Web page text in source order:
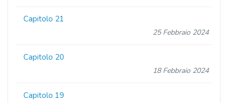
Capitolo 21
25 Febbraio 2024
Capitolo 20
18 Febbraio 2024
Capitolo 19